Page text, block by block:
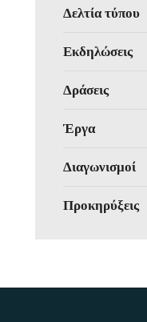
Δελτία τύπου
Εκδηλώσεις
Δράσεις
Έργα
Διαγωνισμοί
Προκηρύξεις